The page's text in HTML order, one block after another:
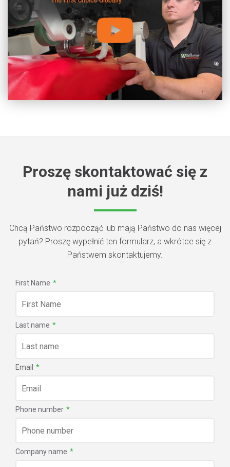
Proszę skontaktować się z
nami już dziś!
Chcą Państwo rozpocząć lub mają Państwo do nas więcej
pytań? Proszę wypełnić ten formularz, a wkrótce się z
Państwem skontaktujemy.
First Name *
Last name *
Email *
Phone number *
Company name *